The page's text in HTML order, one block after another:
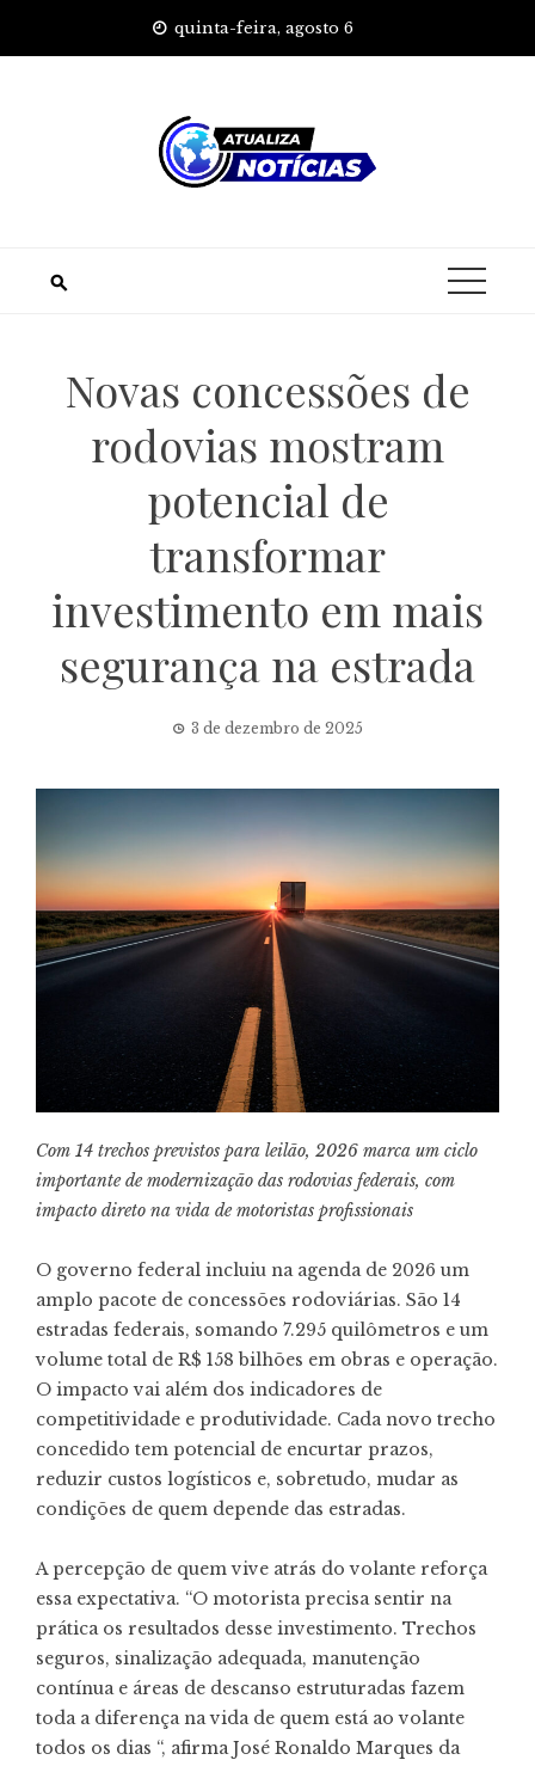
quinta-feira, agosto 6
Novas concessões de
rodovias mostram
potencial de
transformar
investimento em mais
segurança na estrada
3 de dezembro de 2025
Com 14 trechos previstos para leilão, 2026 marca um ciclo
importante de modernização das rodovias federais, com
impacto direto na vida de motoristas profissionais
O governo federal incluiu na agenda de 2026 um
amplo pacote de concessões rodoviárias. São 14
estradas federais, somando 7.295 quilômetros e um
volume total de R$ 158 bilhões em obras e operação.
O impacto vai além dos indicadores de
competitividade e produtividade. Cada novo trecho
concedido tem potencial de encurtar prazos,
reduzir custos logísticos e, sobretudo, mudar as
condições de quem depende das estradas.
A percepção de quem vive atrás do volante reforça
essa expectativa. “O motorista precisa sentir na
prática os resultados desse investimento. Trechos
seguros, sinalização adequada, manutenção
contínua e áreas de descanso estruturadas fazem
toda a diferença na vida de quem está ao volante
todos os dias “, afirma José Ronaldo Marques da